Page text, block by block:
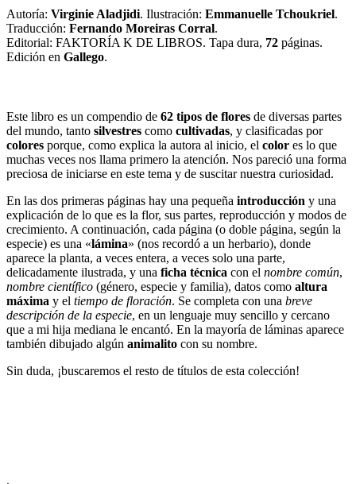
Autoría: Virginie Aladjidi. Ilustración: Emmanuelle Tchoukriel.
Traducción: Fernando Moreiras Corral.
Editorial: FAKTORÍA K DE LIBROS. Tapa dura, 72 páginas.
Edición en Gallego.
Este libro es un compendio de 62 tipos de flores de diversas partes
del mundo, tanto silvestres como cultivadas, y clasificadas por
colores porque, como explica la autora al inicio, el color es lo que
muchas veces nos llama primero la atención. Nos pareció una forma
preciosa de iniciarse en este tema y de suscitar nuestra curiosidad.
En las dos primeras páginas hay una pequeña introducción y una
explicación de lo que es la flor, sus partes, reproducción y modos de
crecimiento. A continuación, cada página (o doble página, según la
especie) es una «lámina» (nos recordó a un herbario), donde
aparece la planta, a veces entera, a veces solo una parte,
delicadamente ilustrada, y una ficha técnica con el nombre común,
nombre científico (género, especie y familia), datos como altura
máxima y el tiempo de floración. Se completa con una breve
descripción de la especie, en un lenguaje muy sencillo y cercano
que a mi hija mediana le encantó. En la mayoría de láminas aparece
también dibujado algún animalito con su nombre.
Sin duda, ¡buscaremos el resto de títulos de esta colección!
.